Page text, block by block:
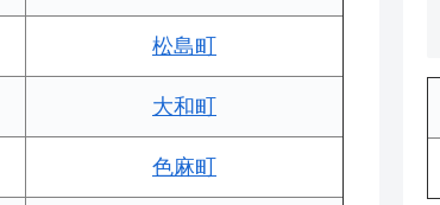
松島町
大和町
色麻町